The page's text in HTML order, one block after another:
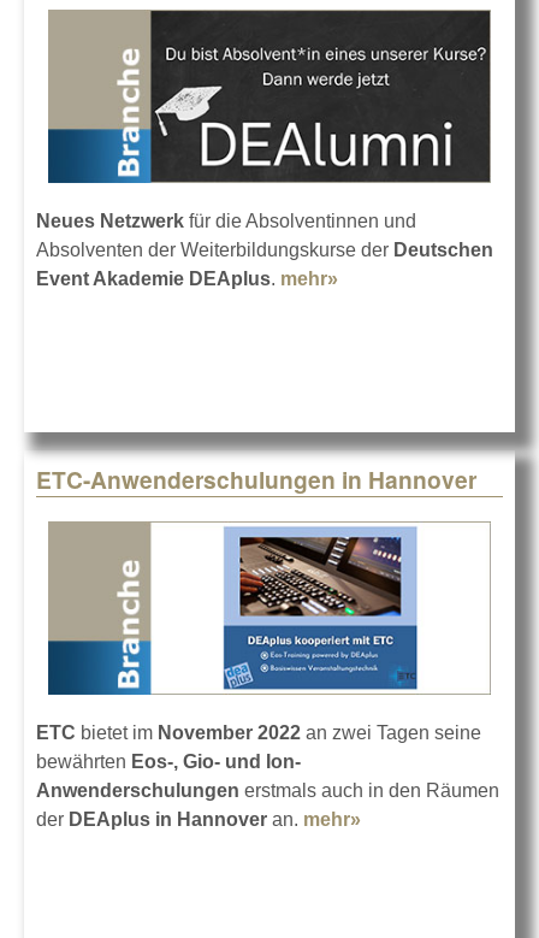
Neues Netzwerk für die Absolventinnen und
Absolventen der Weiterbildungskurse der Deutschen
Event Akademie DEAplus. mehr»
ETC-Anwenderschulungen in Hannover
ETC bietet im November 2022 an zwei Tagen seine
bewährten Eos-, Gio- und Ion-
Anwenderschulungen erstmals auch in den Räumen
der DEAplus in Hannover an. mehr»